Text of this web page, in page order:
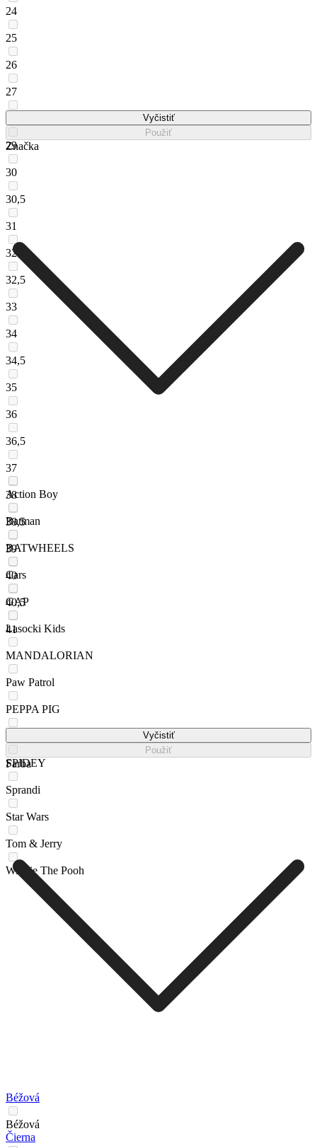
24
25
26
27
29
30
30,5
31
32
32,5
33
34
34,5
35
36
36,5
37
38
38,5
39
40
40,5
41
Vyčistiť
Použiť
Značka
Action Boy
Batman
BATWHEELS
Cars
GAP
Lasocki Kids
MANDALORIAN
Paw Patrol
PEPPA PIG
SPIDEY
Sprandi
Star Wars
Tom & Jerry
Winnie The Pooh
Vyčistiť
Použiť
Farba
Béžová
Béžová
Čierna